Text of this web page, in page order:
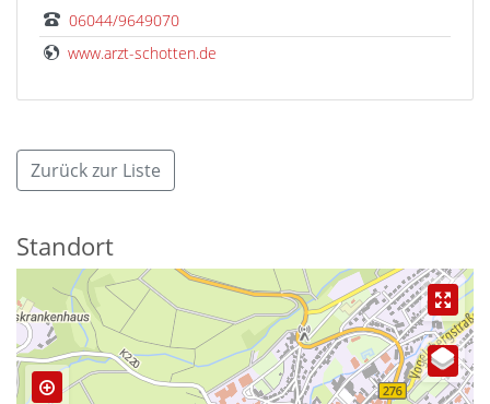
06044/9649070
www.arzt-schotten.de
Zurück zur Liste
Standort